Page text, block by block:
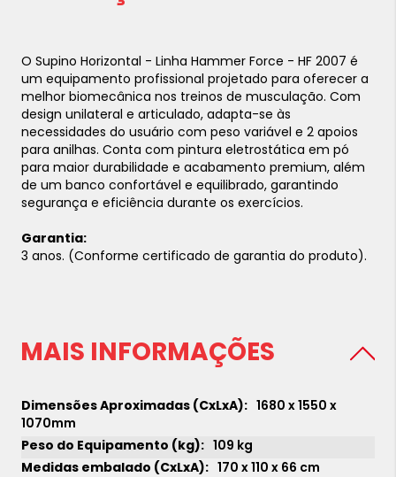
O Supino Horizontal - Linha Hammer Force - HF 2007 é
um equipamento profissional projetado para oferecer a
melhor biomecânica nos treinos de musculação. Com
design unilateral e articulado, adapta-se às
necessidades do usuário com peso variável e 2 apoios
para anilhas. Conta com pintura eletrostática em pó
para maior durabilidade e acabamento premium, além
de um banco confortável e equilibrado, garantindo
segurança e eficiência durante os exercícios.
Garantia:
3 anos. (Conforme certificado de garantia do produto).
MAIS INFORMAÇÕES
1680 x 1550 x
1070mm
109 kg
170 x 110 x 66 cm